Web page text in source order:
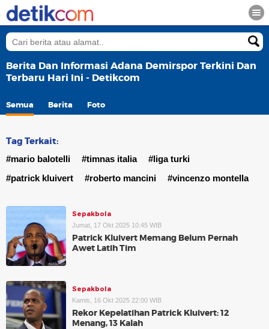
Berita Dan Informasi Adana Demirspor Terkini Dan
Terbaru Hari Ini - Detikcom
Semua Berita Foto
Tag Terkait:
#mario balotelli #timnas italia
#liga turki
#patrick kluivert
#roberto mancini #vincenzo montella
Sepakbola
Jumat, 17 Okt 2025 10:45 WIB
Patrick Kluivert Memang Belum Pernah
Awet Latih Tim
Sepakbola
Kamis, 16 Okt 2025 22:00 WIB
Rekor Kepelatihan Patrick Kluivert: 12
Menang, 13 Kalah